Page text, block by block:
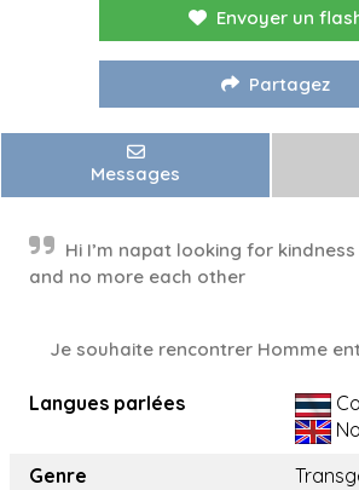
Envoyer un
Partagez
Messages
Hi I’m napat looking for
and no more each other
Je souhaite rencontrer Homme
Langues parlées
Genre